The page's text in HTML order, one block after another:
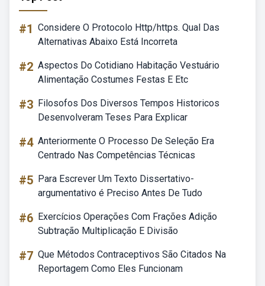
#1 Considere O Protocolo Http/https. Qual Das
Alternativas Abaixo Está Incorreta
#2 Aspectos Do Cotidiano Habitação Vestuário
Alimentação Costumes Festas E Etc
#3 Filosofos Dos Diversos Tempos Historicos
Desenvolveram Teses Para Explicar
#4 Anteriormente O Processo De Seleção Era
Centrado Nas Competências Técnicas
#5 Para Escrever Um Texto Dissertativo-
argumentativo é Preciso Antes De Tudo
#6 Exercícios Operações Com Frações Adição
Subtração Multiplicação E Divisão
#7 Que Métodos Contraceptivos São Citados Na
Reportagem Como Eles Funcionam